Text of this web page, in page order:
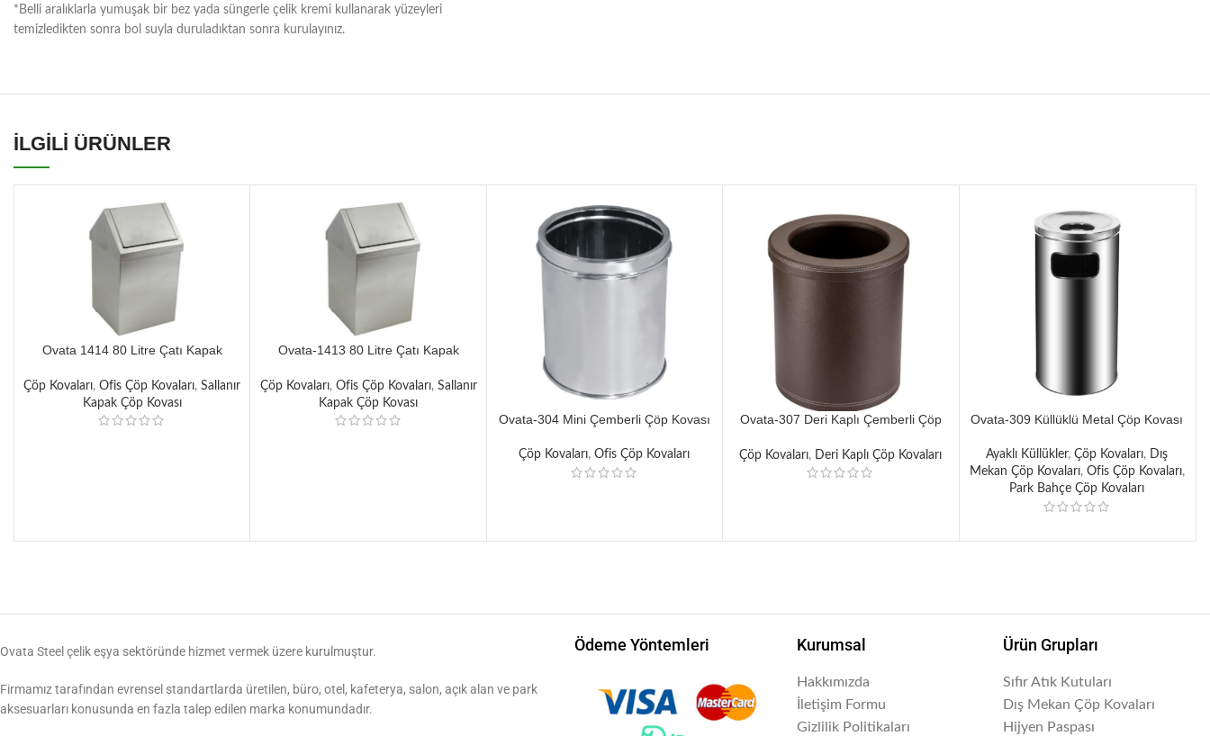
*Belli aralıklarla yumuşak bir bez yada süngerle çelik kremi kullanarak yüzeyleri
temizledikten sonra bol suyla duruladıktan sonra kurulayınız.
İLGİLİ ÜRÜNLER
Ovata 1414 80 Litre Çatı Kapak
Çöp Kovaları,Ofis Çöp Kovaları,Sallanır
Kapak Çöp Kovası
Ovata-1413 80 Litre Çatı Kapak
Çöp Kovaları, Ofis Çöp Kovaları, Sallanır
Kapak Çöp Kovası
Ovata-304 Mini Çemberli Çöp Kovası
Çöp Kovaları,Ofis Çöp Kovaları
Ovata-307 Deri Kaplı Çemberli Çöp
Çöp Kovaları, Deri Kaplı Çöp Kovaları
Ovata-309 Küllüklü Metal Çöp Kovası
Ayaklı Küllükler,Çöp Kovaları, Dış
Mekan Çöp Kovaları, Ofis Çöp Kovaları,
Park Bahçe Çöp Kovaları
Ovata Steel çelik eşya sektöründe hizmet vermek üzere kurulmuştur.
Firmamız tarafından evrensel standartlarda üretilen, büro, otel, kafeterya, salon, açık alan ve park
aksesuarları konusunda en fazla talep edilen marka konumundadır.
Ödeme Yöntemleri Kurumsal
Hakkımızda
İletişim Formu
Gizlilik Politikaları
Ürün Grupları
Sıfır Atık Kutuları
Dış Mekan Çöp Kovaları
Hijyen Paspası